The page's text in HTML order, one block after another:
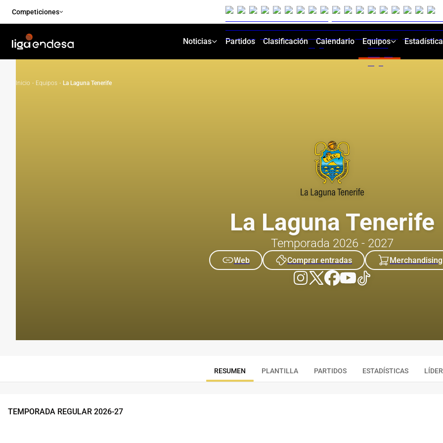
Competiciones
Noticias Partidos Clasificación Calendario Equipos
Inicio · Equipos · La Laguna Tenerife
La Laguna Tenerife
Temporada 2026 - 2027
Web Comprar entradas Merchandising
RESUMEN PLANTILLA PARTIDOS ESTADÍSTICAS
TEMPORADA REGULAR 2026-27